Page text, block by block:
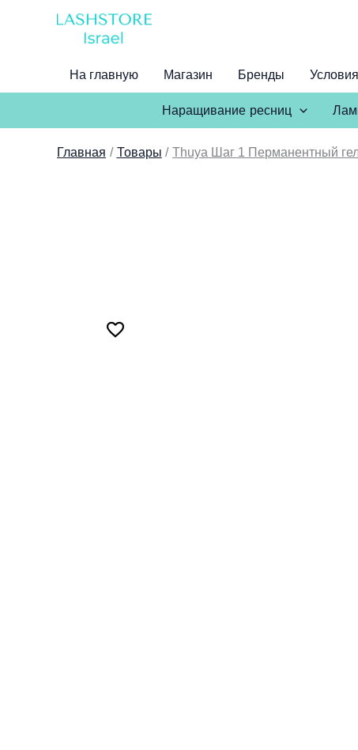
На главную Магазин Бренды
Наращивание ресниц
Главная Товары Thuya Шаг 1 Перманентный